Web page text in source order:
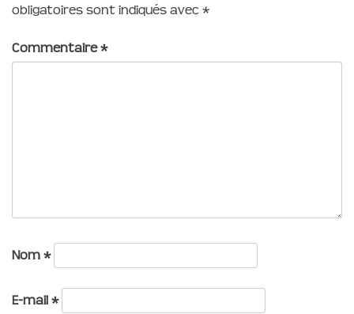
obligatoires sont indiqués avec *
Commentaire*
Nom *
E-mail *